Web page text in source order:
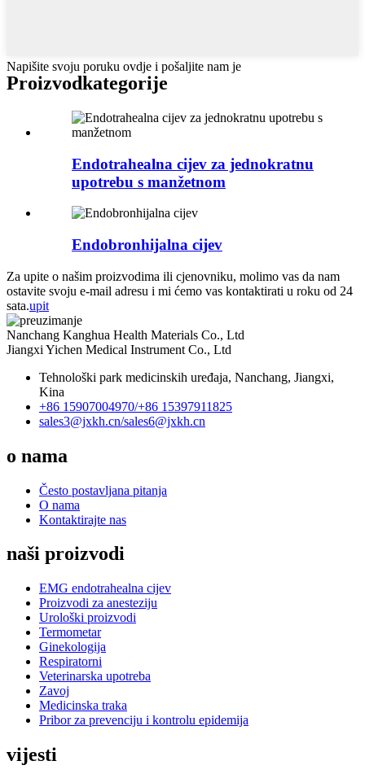
Napišite svoju poruku ovdje i pošaljite nam je
Proizvodkategorije
Endotrahealna cijev za jednokratnu
upotrebu s manžetnom
Endobronhijalna cijev
Za upite o našim proizvodima ili cjenovniku, molimo vas da nam
ostavite svoju e-mail adresu i mi ćemo vas kontaktirati u roku od 24
sata.upit
Nanchang Kanghua Health Materials Co., Ltd
Jiangxi Yichen Medical Instrument Co., Ltd
Tehnološki park medicinskih uređaja, Nanchang, Jiangxi,
Kina
+86 15907004970/+86 15397911825
sales3@jxkh.cn/sales6@jxkh.cn
o nama
Često postavljana pitanja
O nama
Kontaktirajte nas
naši proizvodi
EMG endotrahealna cijev
Proizvodi za anesteziju
Urološki proizvodi
Termometar
Ginekologija
Respiratorni
Veterinarska upotreba
Zavoj
Medicinska traka
Pribor za prevenciju i kontrolu epidemija
vijesti